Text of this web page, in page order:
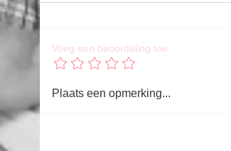
Voeg een beoordeling toe
Plaats een opmerking...